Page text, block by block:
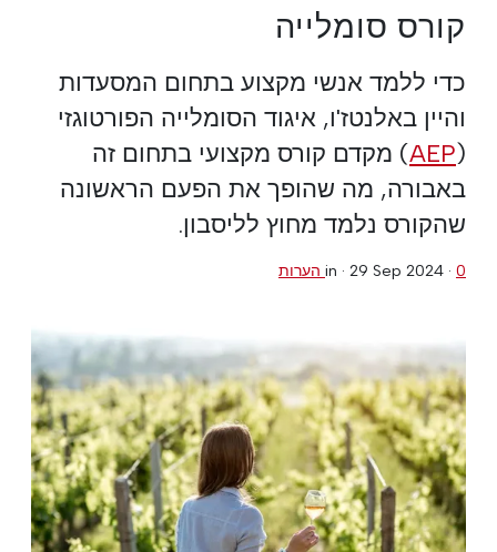
קורס סומלייה
כדי ללמד אנשי מקצוע בתחום המסעדות
והיין באלנטז'ו, איגוד הסומלייה הפורטוגזי
(
AEP) מקדם קורס מקצועי בתחום זה
באבורה, מה שהופך את הפעם הראשונה
שהקורס נלמד מחוץ לליסבון.
in · 29 Sep 2024 · 0 הערות